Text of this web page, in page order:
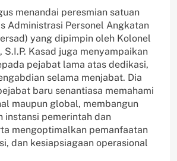
menandai peresmian satuan
Administrasi Personel Angkatan
yang dipimpin oleh Kolonel
S.I.P. Kasad juga menyampaikan
pejabat lama atas dedikasi,
selama menjabat. Dia
baru senantiasa memahami
maupun global, membangun
instansi pemerintah dan
mengoptimalkan pemanfaatan
dan kesiapsiagaan operasional